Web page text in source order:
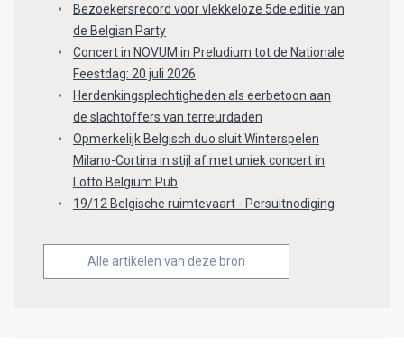
Bezoekersrecord voor vlekkeloze 5de editie van
de Belgian Party
Concert in NOVUM in Preludium tot de Nationale
Feestdag: 20 juli 2026
Herdenkingsplechtigheden als eerbetoon aan
de slachtoffers van terreurdaden
Opmerkelijk Belgisch duo sluit Winterspelen
Milano-Cortina in stijl af met uniek concert in
Lotto Belgium Pub
19/12 Belgische ruimtevaart - Persuitnodiging
Alle artikelen van deze bron